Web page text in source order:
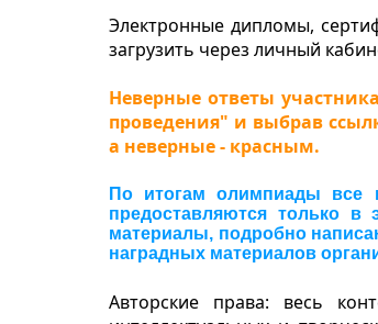
Электронные дипломы,
загрузить через личный
Неверные ответы
проведения" и выбрав
а неверные - красным.
По итогам олимпиады все
предоставляются только в
материалы, подробно
наградных материалов
Авторские права: весь